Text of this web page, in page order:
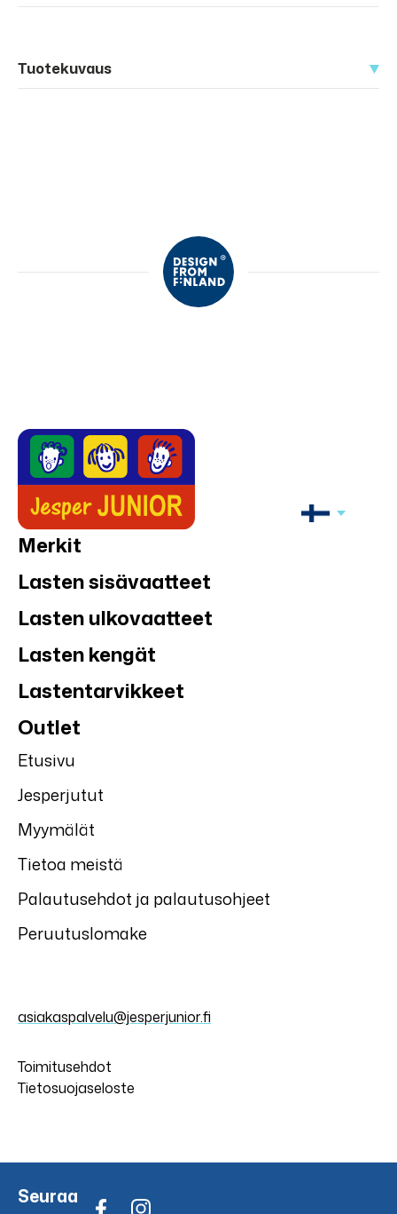
Tuotekuvaus
Merkit
Lasten sisävaatteet
Lasten ulkovaatteet
Lasten kengät
Lastentarvikkeet
Outlet
Etusivu
Jesperjutut
Myymälät
Tietoa meistä
Palautusehdot ja palautusohjeet
Peruutuslomake
asiakaspalvelu@jesperjunior.fi
Toimitusehdot
Tietosuojaseloste
Seuraa